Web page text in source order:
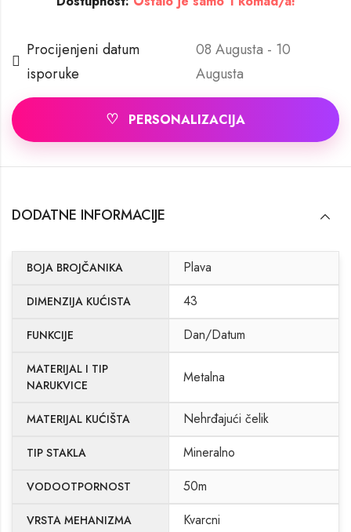
Procijenjeni datum
isporuke
08 Augusta - 10
Augusta
♡ PERSONALIZACIJA
DODATNE INFORMACIJE
BOJA BROJČANIKA Plava
DIMENZIJA KUĆISTA 43
FUNKCIJE Dan/Datum
MATERIJAL I TIP
NARUKVICE
Metalna
MATERIJAL KUĆIŠTA Nehrđajući čelik
TIP STAKLA Mineralno
VODOOTPORNOST 50m
VRSTA MEHANIZMA Kvarcni